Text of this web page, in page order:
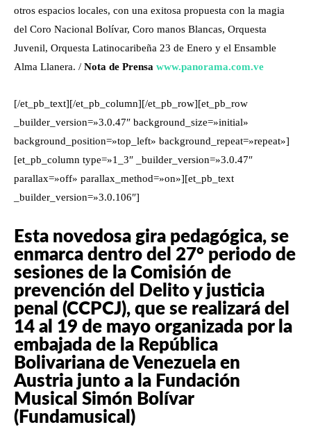
otros espacios locales, con una exitosa propuesta con la magia
del Coro Nacional Bolívar, Coro manos Blancas, Orquesta
Juvenil, Orquesta Latinocaribeña 23 de Enero y el Ensamble
Alma Llanera. / Nota de Prensa www.panorama.com.ve
[/et_pb_text][/et_pb_column][/et_pb_row][et_pb_row
_builder_version=»3.0.47″ background_size=»initial»
background_position=»top_left» background_repeat=»repeat»]
[et_pb_column type=»1_3″ _builder_version=»3.0.47″
parallax=»off» parallax_method=»on»][et_pb_text
_builder_version=»3.0.106″]
Esta novedosa gira pedagógica, se
enmarca dentro del 27° periodo de
sesiones de la Comisión de
prevención del Delito y justicia
penal (CCPCJ), que se realizará del
14 al 19 de mayo organizada por la
embajada de la República
Bolivariana de Venezuela en
Austria junto a la Fundación
Musical Simón Bolívar
(Fundamusical)